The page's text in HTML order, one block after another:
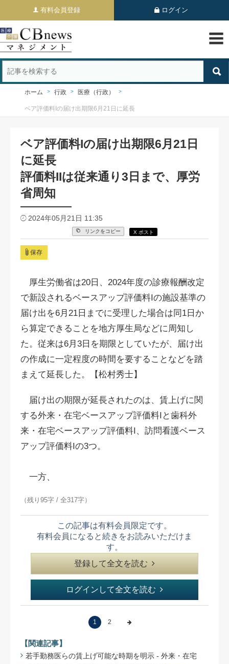
有料会員登録 ログイン
ホーム 行政 医療（行政）
ベア評価料Iの届け出期限6月21日に延長
ベア評価料Iの届け出期限6月21日
に延長
評価料IIは従来通り3日まで、厚労
省周知
2024年05月21日 11:35
リンクをコピー X ポスト
保存
厚生労働省は20日、2024年度の診療報酬改定
で新設されるベースアップ評価料Iの施設基準の
届け出を6月21日までに受理した場合は同1日か
ら算定できることを地方厚生局などに周知し
た。従来は6月3日を期限としていたが、届け出
の作成に一定程度の時間を要することなどを踏
まえて延長した。【松村秀士】
届け出の期限が延長されたのは、賃上げに関
する外来・在宅ベースアップ評価料Iと歯科外
来・在宅ベースアップ評価料I、訪問看護ベース
アップ評価料Iの3つ。
一方、
（残り95字 / 全317字）
この記事は有料会員限定です。
有料会員になると続きをお読みいただけま
す。
登録して全文を読む
ログインして全文を読む
1 2
【関連記事】
若手勤務医らの賃上げ可能な時期を明示 - 外来・在宅